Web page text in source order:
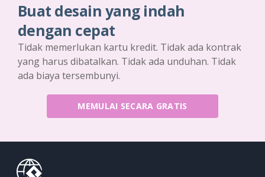
Buat desain yang indah
dengan cepat
Tidak memerlukan kartu kredit. Tidak ada kontrak
yang harus dibatalkan. Tidak ada unduhan. Tidak
ada biaya tersembunyi.
MEMULAI SECARA GRATIS